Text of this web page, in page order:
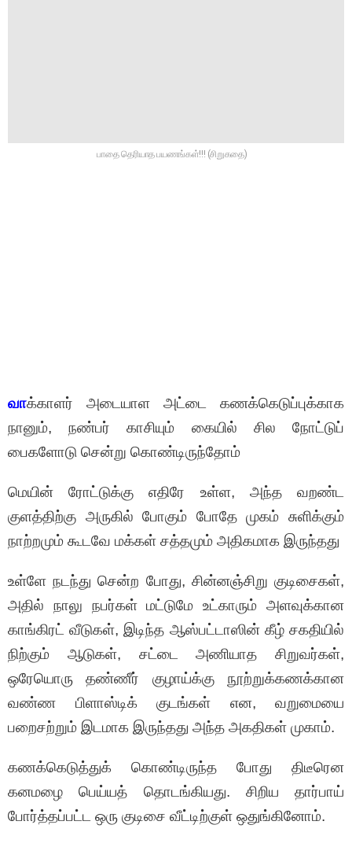
பாதை தெரியாத பயணங்கள்!!! (சிறுகதை)
வாக்காளர் அடையாள அட்டை கணக்கெடுப்புக்காக
நானும், நண்பர் காசியும் கையில் சில நோட்டுப்
பைகளோடு சென்று கொண்டிருந்தோம்
மெயின் ரோட்டுக்கு எதிரே உள்ள, அந்த வறண்ட
குளத்திற்கு அருகில் போகும் போதே முகம் சுளிக்கும்
நாற்றமும் கூடவே மக்கள் சத்தமும் அதிகமாக இருந்தது
உள்ளே நடந்து சென்ற போது, சின்னஞ்சிறு குடிசைகள்,
அதில் நாலு நபர்கள் மட்டுமே உட்காரும் அளவுக்கான
காங்கிரட் வீடுகள், இடிந்த ஆஸ்பட்டாஸின் கீழ் சகதியில்
நிற்கும் ஆடுகள், சட்டை அணியாத சிறுவர்கள்,
ஒரேயொரு தண்ணீர் குழாய்க்கு நூற்றுக்கணக்கான
வண்ண பிளாஸ்டிக் குடங்கள் என, வறுமையை
பறைசற்றும் இடமாக இருந்தது அந்த அகதிகள் முகாம்.
கணக்கெடுத்துக் கொண்டிருந்த போது திடீரென
கனமழை பெய்யத் தொடங்கியது. சிறிய தார்பாய்
போர்த்தப்பட்ட ஒரு குடிசை வீட்டிற்குள் ஒதுங்கினோம்.